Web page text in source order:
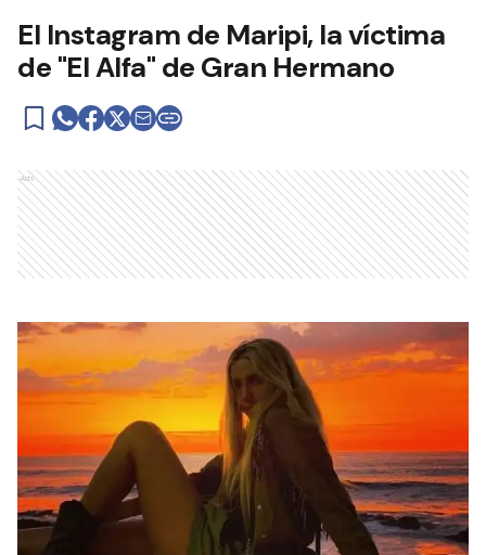
El Instagram de Maripi, la víctima
de "El Alfa" de Gran Hermano
Ads